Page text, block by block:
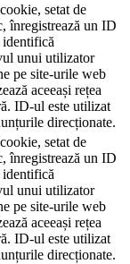
setat de
înregistrează un ID
unui utilizator
pe site-urile web
aceeași rețea
ID-ul este utilizat
direcționate.
setat de
înregistrează un ID
unui utilizator
pe site-urile web
aceeași rețea
ID-ul este utilizat
direcționate.